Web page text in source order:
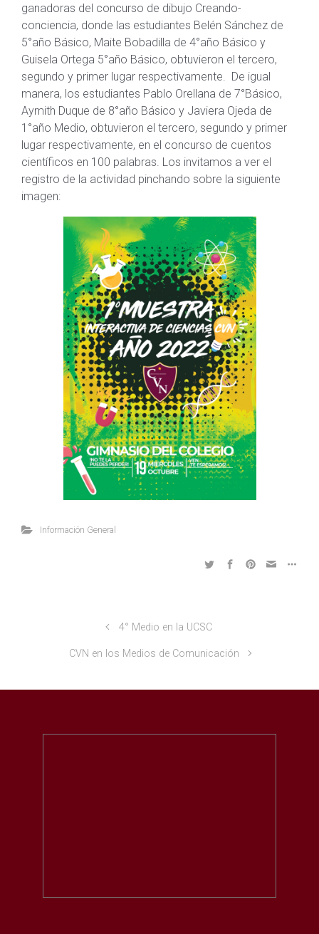
ganadoras del concurso de dibujo Creando-
conciencia, donde las estudiantes Belén Sánchez de
5°año Básico, Maite Bobadilla de 4°año Básico y
Guisela Ortega 5°año Básico, obtuvieron el tercero,
segundo y primer lugar respectivamente. De igual
manera, los estudiantes Pablo Orellana de 7°Básico,
Aymith Duque de 8°año Básico y Javiera Ojeda de
1°año Medio, obtuvieron el tercero, segundo y primer
lugar respectivamente, en el concurso de cuentos
científicos en 100 palabras. Los invitamos a ver el
registro de la actividad pinchando sobre la siguiente
imagen:
Información General
4° Medio en la UCSC
CVN en los Medios de Comunicación